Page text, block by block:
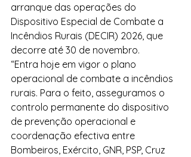
arranque das operações do
Dispositivo Especial de Combate a
Incêndios Rurais (DECIR) 2026, que
decorre até 30 de novembro.
“Entra hoje em vigor o plano
operacional de combate a incêndios
rurais. Para o feito, asseguramos o
controlo permanente do dispositivo
de prevenção operacional e
coordenação efectiva entre
Bombeiros, Exército, GNR, PSP, Cruz